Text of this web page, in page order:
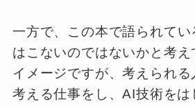
一方で、この本で語られて
はこないのではないかと考
イメージですが、考えられ
考える仕事をし、AI技術を